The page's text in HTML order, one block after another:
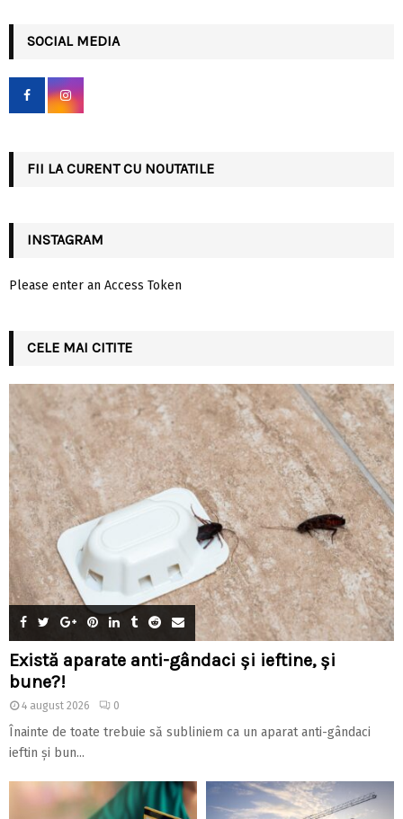
h
f
r
SOCIAL MEDIA
FII LA CURENT CU NOUTATILE
INSTAGRAM
Please enter an Access Token
CELE MAI CITITE
Există aparate anti-gândaci și ieftine, și
bune?!
4 august 2026 0
Înainte de toate trebuie să subliniem ca un aparat anti-gândaci
ieftin și bun...